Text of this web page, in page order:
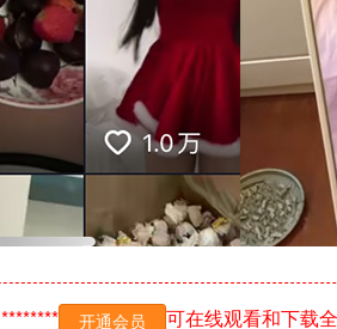
******** 开通会员 可在线观看和下载全